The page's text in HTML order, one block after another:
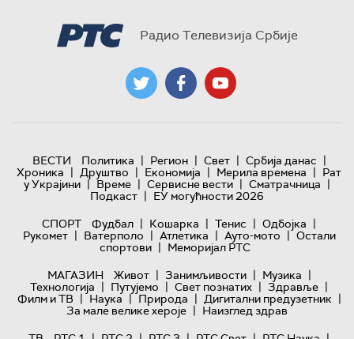
Радио Телевизија Србије
ВЕСТИ Политика | Регион | Свет | Србија данас |
Хроника | Друштво | Економија | Мерила времена | Рат
у Украјини | Време | Сервисне вести | Сматрачница |
Подкаст | ЕУ могућности 2026
СПОРТ
Фудбал | Кошарка | Тенис | Одбојка |
Рукомет | Ватерполо | Атлетика | Ауто-мото | Остали
спортови | Меморијал РТС
МАГАЗИН
Живот | Занимљивости | Музика |
Технологијa | Путујемо | Свет познатих | Здравље |
Филм и ТВ | Наука | Природа | Дигитални предузетник |
За мале велике хероје | Наизглед здрав